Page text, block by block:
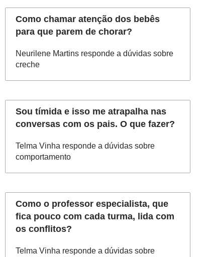
Como chamar atenção dos bebês
para que parem de chorar?
Neurilene Martins responde a dúvidas sobre
creche
Sou tímida e isso me atrapalha nas
conversas com os pais. O que fazer?
Telma Vinha responde a dúvidas sobre
comportamento
Como o professor especialista, que
fica pouco com cada turma, lida com
os conflitos?
Telma Vinha responde a dúvidas sobre